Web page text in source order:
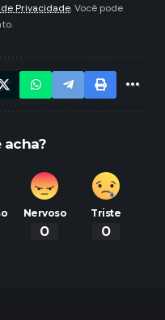
Privacidade. Você pode
acha?
Nervoso
0
Triste
0